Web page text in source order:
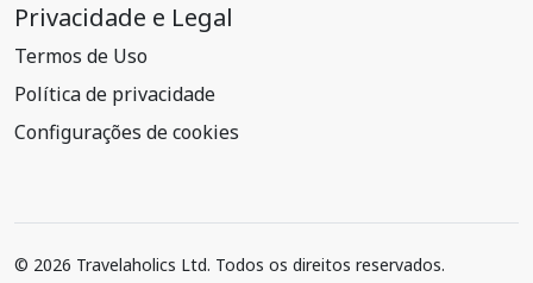
Privacidade e Legal
Termos de Uso
Política de privacidade
Configurações de cookies
© 2026 Travelaholics Ltd. Todos os direitos reservados.